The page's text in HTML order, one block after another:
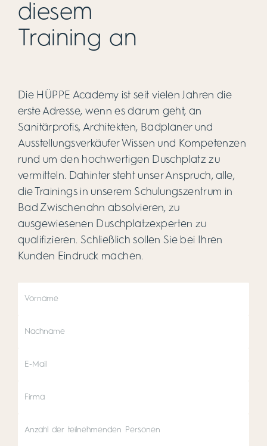
diesem
Training an
Die HÜPPE Academy ist seit vielen Jahren die
erste Adresse, wenn es darum geht, an
Sanitärprofis, Architekten, Badplaner und
Ausstellungsverkäufer Wissen und Kompetenzen
rund um den hochwertigen Duschplatz zu
vermitteln. Dahinter steht unser Anspruch, alle,
die Trainings in unserem Schulungszentrum in
Bad Zwischenahn absolvieren, zu
ausgewiesenen Duschplatzexperten zu
qualifizieren. Schließlich sollen Sie bei Ihren
Kunden Eindruck machen.